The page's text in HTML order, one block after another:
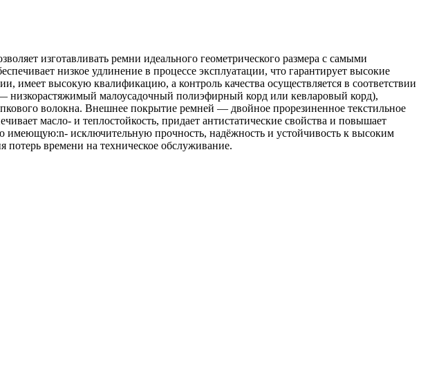
изготавливать ремни идеального геометрического размера с самыми
низкое удлинение в процессе эксплуатации, что гарантирует высокие
имеет высокую квалификацию, а контроль качества осуществляется в соответствии
низкорастяжимый малоусадочный полиэфирный корд или кевларовый корд),
волокна. Внешнее покрытие ремней — двойное прорезиненное текстильное
масло- и теплостойкость, придает антистатические свойства и повышает
имеющую:n- исключительную прочность, надёжность и устойчивость к высоким
времени на техническое обслуживание.